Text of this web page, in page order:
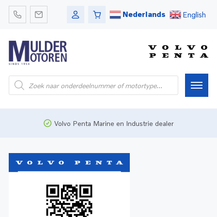
Nederlands English
Onderdelen
Bedrijfsvaart
Volvo Penta Marine en Industrie dealer